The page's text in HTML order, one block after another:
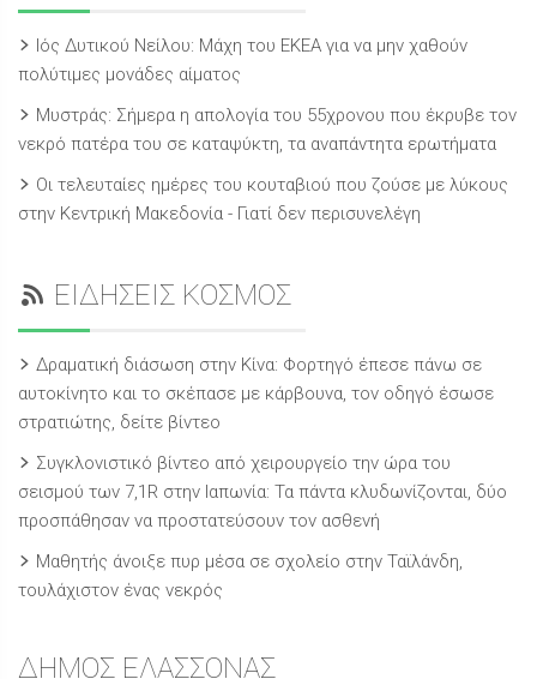
Ιός Δυτικού Νείλου: Μάχη του ΕΚΕΑ για να μην χαθούν
πολύτιμες μονάδες αίματος
Μυστράς: Σήμερα η απολογία του 55χρονου που έκρυβε τον
νεκρό πατέρα του σε καταψύκτη, τα αναπάντητα ερωτήματα
Οι τελευταίες ημέρες του κουταβιού που ζούσε με λύκους
στην Κεντρική Μακεδονία - Γιατί δεν περισυνελέγη
ΕΙΔΗΣΕΙΣ ΚΟΣΜΟΣ
Δραματική διάσωση στην Κίνα: Φορτηγό έπεσε πάνω σε
αυτοκίνητο και το σκέπασε με κάρβουνα, τον οδηγό έσωσε
στρατιώτης, δείτε βίντεο
Συγκλονιστικό βίντεο από χειρουργείο την ώρα του
σεισμού των 7,1R στην Ιαπωνία: Τα πάντα κλυδωνίζονται, δύο
προσπάθησαν να προστατεύσουν τον ασθενή
Μαθητής άνοιξε πυρ μέσα σε σχολείο στην Ταϊλάνδη,
τουλάχιστον ένας νεκρός
ΔΗΜΟΣ ΕΛΑΣΣΟΝΑΣ